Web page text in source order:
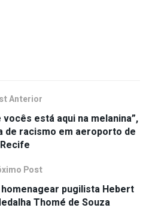
Anterior
está aqui na melanina”,
de racismo em aeroporto de
Recife
Post
pugilista Hebert
Thomé de Souza